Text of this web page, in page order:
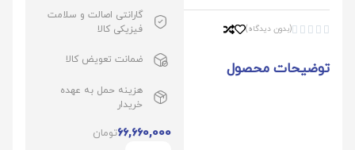




(بدون دیدگاه)
توضیحات محصول
گارانتی اصالت و سلامت
فیزیکی کالا
ضمانت تعویض کالا
هزینه حمل به عهده
خریدار
66,660,000تومان